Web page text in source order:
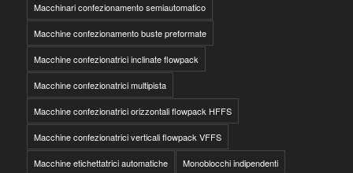
Macchinari confezionamento semiautomatico
Macchine confezionamento buste preformate
Macchine confezionatrici inclinate flowpack
Macchine confezionatrici multipista
Macchine confezionatrici orizzontali flowpack HFFS
Macchine confezionatrici verticali flowpack VFFS
Macchine etichettatrici automatiche Monoblocchi indipendenti